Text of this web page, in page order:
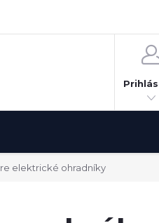
elektrické ohradníky